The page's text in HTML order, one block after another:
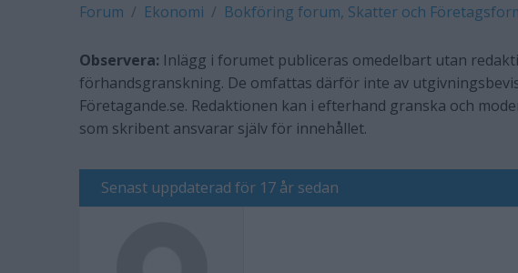
Forum Ekonomi Bokföring forum, Skatter och
Observera: Inlägg i forumet publiceras omedelbart utan
förhandsgranskning. De omfattas därför inte av
Företagande.se. Redaktionen kan i efterhand granska och
som skribent ansvarar själv för innehållet.
Senast uppdaterad för 17 år sedan